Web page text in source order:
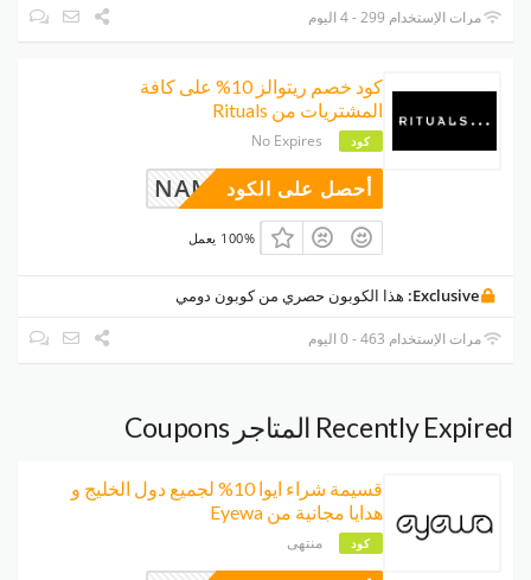
مرات الإستخدام 299 - 4 اليوم
كود خصم ريتوالز 10% على كافة
المشتريات من Rituals
كود No Expires
NAM أحصل على الكود
100% يعمل
Exclusive: هذا الكوبون حصري من كوبون دومي
مرات الإستخدام 463 - 0 اليوم
Recently Expired المتاجر Coupons
قسيمة شراء ايوا 10% لجميع دول الخليج و
هدايا مجانية من Eyewa
كود منتهى